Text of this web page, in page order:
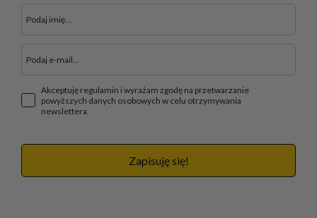
Akceptuję regulamin i wyrażam zgodę na przetwarzanie
powyższych danych osobowych w celu otrzymywania
newslettera.
Zapisuję się!